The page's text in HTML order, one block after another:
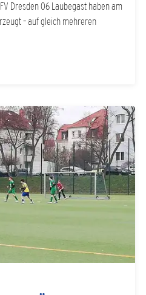
Dresden 06 Laubegast haben am
– auf gleich mehreren